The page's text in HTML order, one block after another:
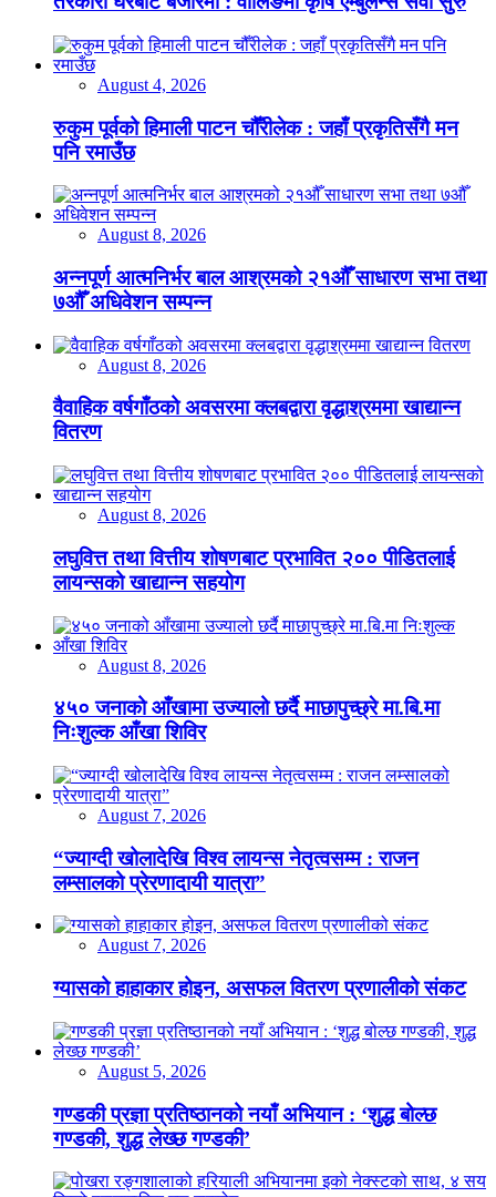
August 4, 2026
रुकुम पूर्वको हिमाली पाटन चौँरीलेक : जहाँ प्रकृतिसँगै मन
पनि रमाउँछ
August 8, 2026
अन्नपूर्ण आत्मनिर्भर बाल आश्रमको २१औँ साधारण सभा तथा
७औँ अधिवेशन सम्पन्न
August 8, 2026
वैवाहिक वर्षगाँठको अवसरमा क्लबद्वारा वृद्धाश्रममा खाद्यान्न
वितरण
August 8, 2026
लघुवित्त तथा वित्तीय शोषणबाट प्रभावित २०० पीडितलाई
लायन्सको खाद्यान्न सहयोग
August 8, 2026
४५० जनाको आँखामा उज्यालो छर्दै माछापुच्छ्रे मा.बि.मा
निःशुल्क आँखा शिविर
August 7, 2026
“ज्याग्दी खोलादेखि विश्व लायन्स नेतृत्वसम्म : राजन
लम्सालको प्रेरणादायी यात्रा”
August 7, 2026
ग्यासको हाहाकार होइन, असफल वितरण प्रणालीको संकट
August 5, 2026
गण्डकी प्रज्ञा प्रतिष्ठानको नयाँ अभियान : ‘शुद्ध बोल्छ
गण्डकी, शुद्ध लेख्छ गण्डकी’